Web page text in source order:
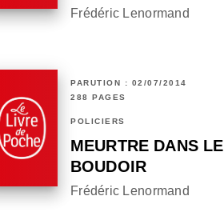
Frédéric Lenormand
PARUTION : 02/07/2014
288 PAGES
POLICIERS
MEURTRE DANS LE
BOUDOIR
Frédéric Lenormand